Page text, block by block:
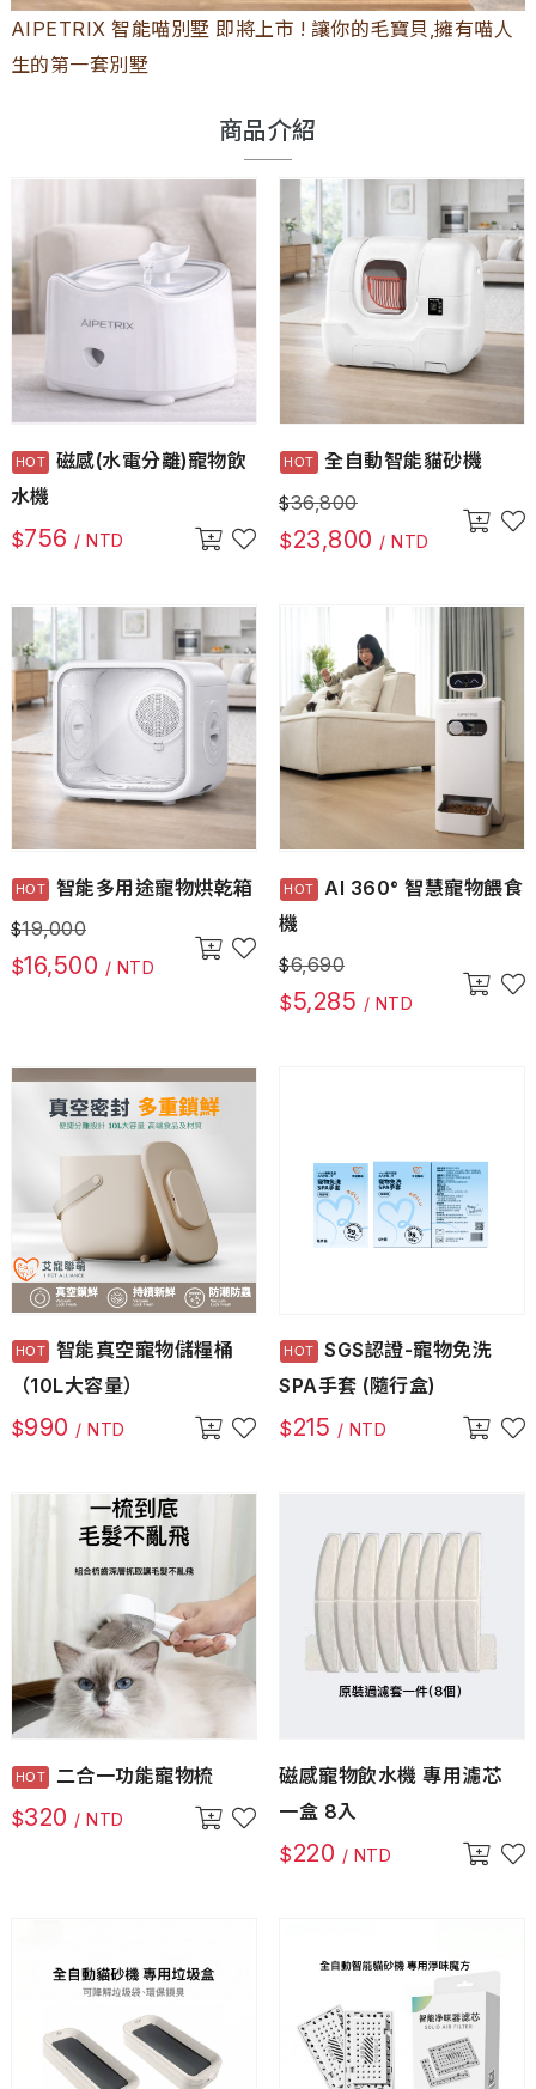
AIPETRIX 智能喵別墅 即將上市 ! 讓你的毛寶貝,擁有喵人
生的第一套別墅
商品介紹
磁感(水電分離)寵物飲
水機
$756 / NTD
全自動智能貓砂機
$36,800
$23,800 / NTD
智能多用途寵物烘乾箱
$19,000
$16,500 / NTD
AI 360° 智慧寵物餵食
機
$6,690
$5,285 / NTD
智能真空寵物儲糧桶
（10L大容量）
$990 / NTD
SGS認證-寵物免洗
SPA手套 (隨行盒)
$215 / NTD
二合一功能寵物梳
$320 / NTD
磁感寵物飲水機 專用濾芯
一盒 8入
$220 / NTD